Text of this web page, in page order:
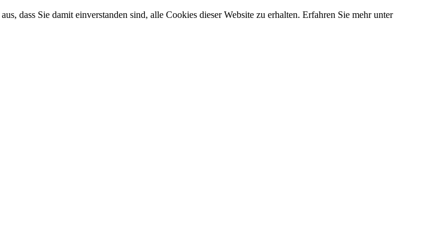
dass Sie damit einverstanden sind, alle Cookies dieser Website zu erhalten. Erfahren Sie mehr unter